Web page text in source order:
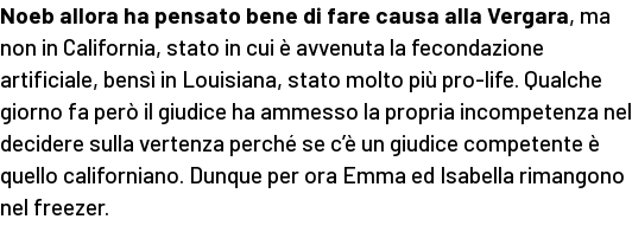
Noeb allora ha pensato bene di fare causa alla Vergara, ma
non in California, stato in cui è avvenuta la fecondazione
artificiale, bensì in Louisiana, stato molto più pro-life. Qualche
giorno fa però il giudice ha ammesso la propria incompetenza nel
decidere sulla vertenza perché se c’è un giudice competente è
quello californiano. Dunque per ora Emma ed Isabella rimangono
nel freezer.